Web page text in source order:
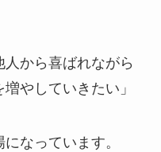
人から喜ばれながら
やしていきたい」
なっています。